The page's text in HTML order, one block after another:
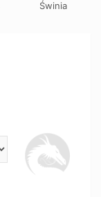
Świnia